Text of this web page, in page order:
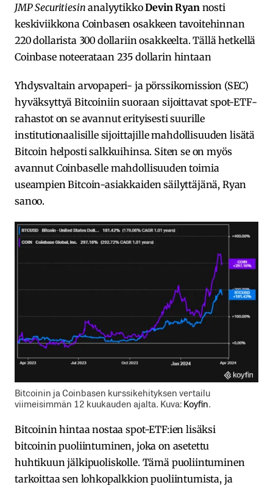
JMP Securitiesin analyytikkoDevin Ryan nosti
keskiviikkona Coinbasen osakkeen tavoitehinnan
220 dollarista 300 dollariin osakkeelta. Tällä hetkellä
Coinbase noteerataan 235 dollarin hintaan
Yhdysvaltain arvopaperi- ja pörssikomission (SEC)
hyväksyttyä Bitcoiniin suoraan sijoittavat spot-ETF-
rahastot on se avannut erityisesti suurille
institutionaalisille sijoittajille mahdollisuuden lisätä
Bitcoin helposti salkkuihinsa. Siten se on myös
avannut Coinbaselle mahdollisuuden toimia
useampien Bitcoin-asiakkaiden säilyttäjänä, Ryan
sanoo.
Bitcoinin ja Coinbasen kurssikehityksen vertailu
viimeisimmän 12 kuukauden ajalta. Kuva:Koyfin.
Bitcoinin hintaa nostaa spot-ETF:ien lisäksi
bitcoinin puoliintuminen, joka on asetettu
huhtikuun jälkipuoliskolle. Tämä puoliintuminen
tarkoittaa sen lohkopalkkion puoliintumista, ja